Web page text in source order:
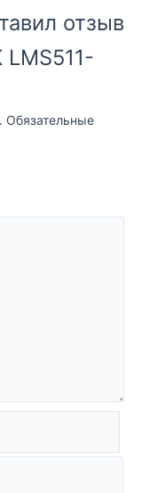
отзыв
LMS511-
Обязательные